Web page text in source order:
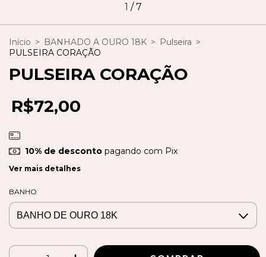
1 /7
Início > BANHADO A OURO 18K > Pulseira >
PULSEIRA CORAÇÃO
PULSEIRA CORAÇÃO
R$72,00
10% de descontopagando com Pix
Ver mais detalhes
BANHO